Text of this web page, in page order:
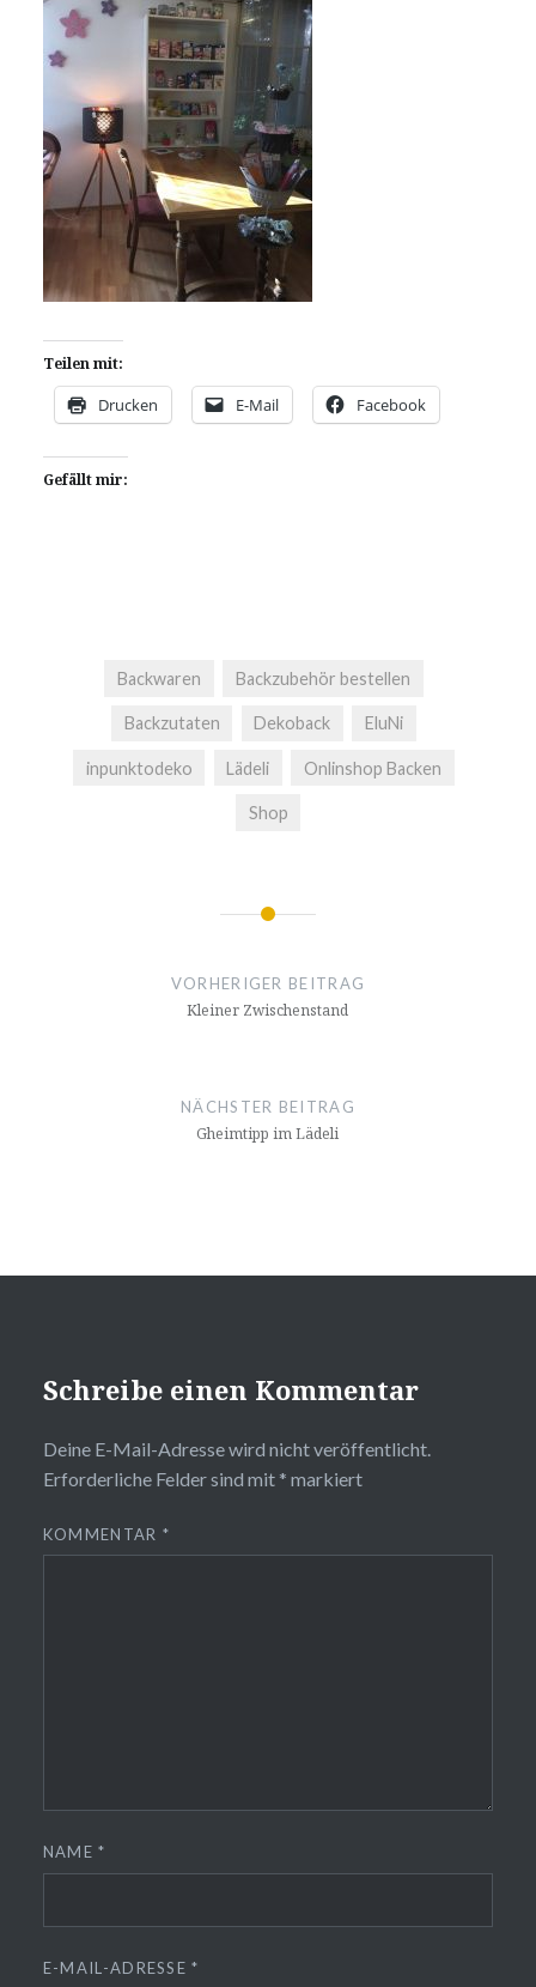
Teilen mit:
Drucken E-Mail Facebook
Gefällt mir:
Backwaren Backzubehör bestellen
Backzutaten Dekoback EluNi
inpunktodeko Lädeli Onlinshop Backen
Shop
Beitragsnavigation
VORHERIGER BEITRAG
Kleiner Zwischenstand
NÄCHSTER BEITRAG
Gheimtipp im Lädeli
Schreibe einen Kommentar
Deine E-Mail-Adresse wird nicht veröffentlicht.
Erforderliche Felder sind mit * markiert
KOMMENTAR *
NAME*
E-MAIL-ADRESSE*